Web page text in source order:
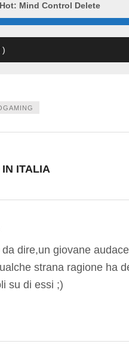
Mind Control Delete
)
IN ITALIA
da dire,un giovane
strana ragione ha
su di essi ;)